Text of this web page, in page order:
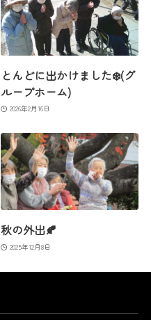
とんどに出かけました❄️(グ
ループホーム)
2026年2月16日
秋の外出🍂
2025年12月8日